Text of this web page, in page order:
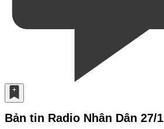
Bản tin Radio Nhân Dân 27/1